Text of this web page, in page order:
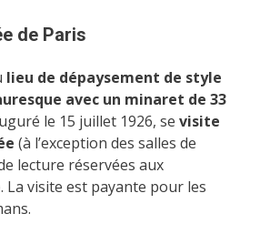
de Paris
lieu de dépaysement de style
avec un minaret de 33
le 15 juillet 1926, se visite
(à l’exception des salles de
lecture réservées aux
La visite est payante pour les